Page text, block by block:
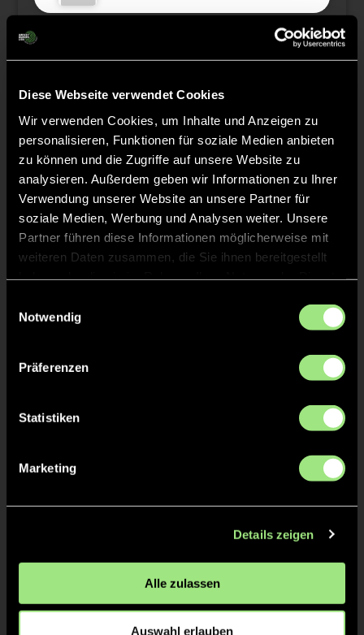
Diese Webseite verwendet Cookies
Wir verwenden Cookies, um Inhalte und Anzeigen zu
personalisieren, Funktionen für soziale Medien anbieten
zu können und die Zugriffe auf unsere Website zu
analysieren. Außerdem geben wir Informationen zu Ihrer
Verwendung unserer Website an unsere Partner für
soziale Medien, Werbung und Analysen weiter. Unsere
Partner führen diese Informationen möglicherweise mit
weiteren Daten zusammen, die Sie ihnen bereitgestellt
Notwendig
Präferenzen
Statistiken
Marketing
Details zeigen
Alle zulassen
Auswahl erlauben
Sebastian BRUNS
TW = Torwart & ETW = Ersatztorwart, K = Kapitän
Tore & Karten
0:1 19’